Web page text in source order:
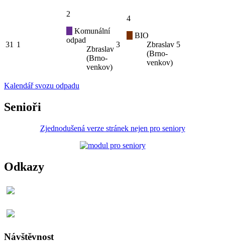
31 1
2
Komunální
odpad
Zbraslav
(Brno-
venkov)
3
4
BIO
Zbraslav
(Brno-
venkov)
5
Kalendář svozu odpadu
Senioři
Zjednodušená verze stránek nejen pro seniory
Odkazy
Návštěvnost